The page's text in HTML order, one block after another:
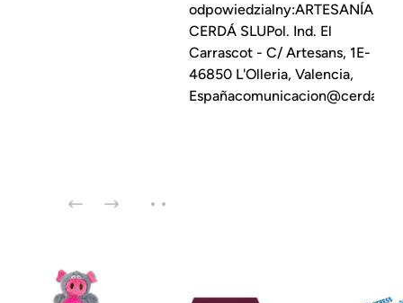
odpowiedzialny:ARTESANÍA
CERDÁ SLUPol. Ind. El
Carrascot - C/ Artesans, 1E-
46850 L'Olleria, Valencia,